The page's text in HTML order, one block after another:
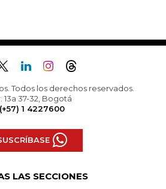
Todos los derechos reservados.
13a 37-32, Bogotá
(+57) 1 4227600
LAS SECCIONES